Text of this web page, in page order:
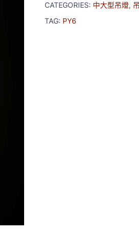
CATEGORIES: 中大型吊燈,
TAG: PY6